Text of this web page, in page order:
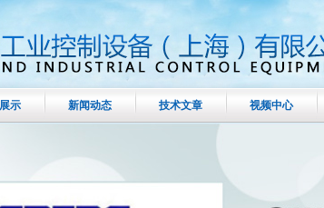
示 新闻动态 技术文章 视频中心